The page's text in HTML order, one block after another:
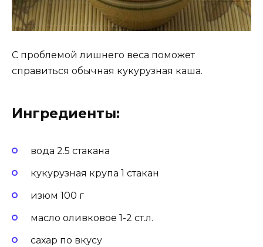
С проблемой лишнего веса поможет
справиться обычная кукурузная каша.
Ингредиенты:
вода 2.5 стакана
кукурузная крупа 1 стакан
изюм 100 г
масло оливковое 1-2 ст.л.
сахар по вкусу